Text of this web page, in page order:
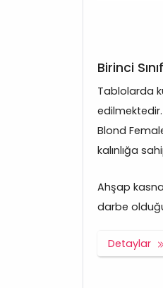
Birinci
Tablolarda
edilmektedir.
Blond
kalınlığa
Ahşap
darbe
Detaylar